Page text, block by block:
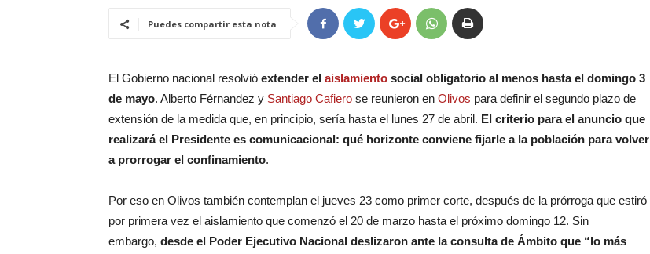
Puedes compartir esta nota
El Gobierno nacional resolvió extender el aislamiento social obligatorio al menos hasta el domingo 3
de mayo. Alberto Férnandez y Santiago Cafiero se reunieron en Olivos para definir el segundo plazo de
extensión de la medida que, en principio, sería hasta el lunes 27 de abril. El criterio para el anuncio que
realizará el Presidente es comunicacional: qué horizonte conviene fijarle a la población para volver
a prorrogar el confinamiento.
Por eso en Olivos también contemplan el jueves 23 como primer corte, después de la prórroga que estiró
por primera vez el aislamiento que comenzó el 20 de marzo hasta el próximo domingo 12. Sin
embargo, desde el Poder Ejecutivo Nacional deslizaron ante la consulta de Ámbito que “lo más